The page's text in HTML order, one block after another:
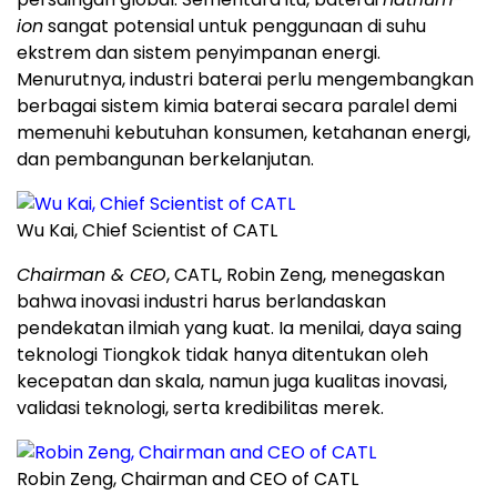
ionsangat potensial untuk penggunaan di suhu
ekstrem dan sistem penyimpanan energi.
Menurutnya, industri baterai perlu mengembangkan
berbagai sistem kimia baterai secara paralel demi
memenuhi kebutuhan konsumen, ketahanan energi,
dan pembangunan berkelanjutan.
Wu Kai, Chief Scientist of CATL
Chairman & CEO, CATL, Robin Zeng, menegaskan
bahwa inovasi industri harus berlandaskan
pendekatan ilmiah yang kuat. Ia menilai, daya saing
teknologi Tiongkok tidak hanya ditentukan oleh
kecepatan dan skala, namun juga kualitas inovasi,
validasi teknologi, serta kredibilitas merek.
Robin Zeng, Chairman and CEO of CATL